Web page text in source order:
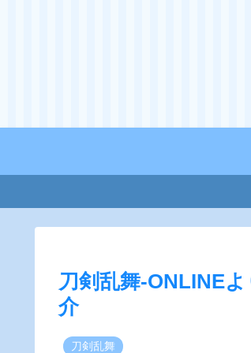
刀剣乱舞-ONLINE
介
刀剣乱舞